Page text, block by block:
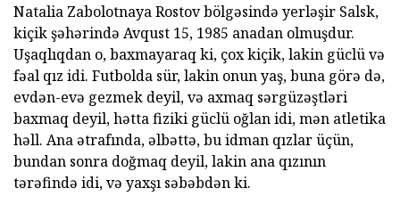
Natalia Zabolotnaya Rostov bölgəsində yerləşir Salsk,
kiçik şəhərində Avqust 15, 1985 anadan olmuşdur.
Uşaqlıqdan o, baxmayaraq ki, çox kiçik, lakin güclü və
fəal qız idi. Futbolda sür, lakin onun yaş, buna görə də,
evdən-evə gezmek deyil, və axmaq sərgüzəştləri
baxmaq deyil, hətta fiziki güclü oğlan idi, mən atletika
həll. Ana ətrafında, əlbəttə, bu idman qızlar üçün,
bundan sonra doğmaq deyil, lakin ana qızının
tərəfində idi, və yaxşı səbəbdən ki.